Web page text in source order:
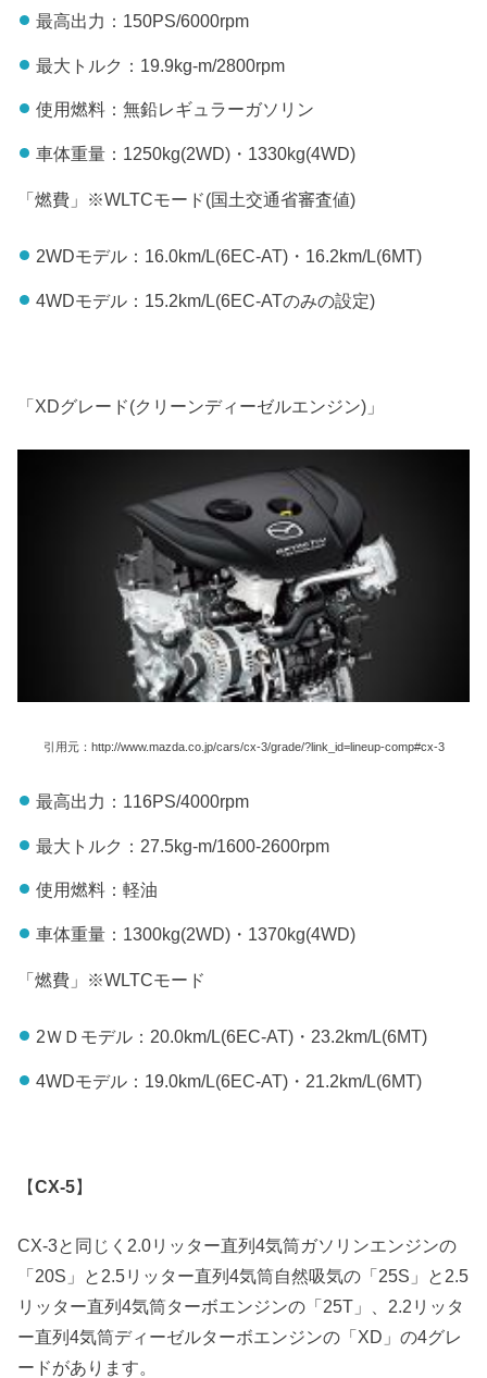
最高出力：150PS/6000rpm
最大トルク：19.9kg-m/2800rpm
使用燃料：無鉛レギュラーガソリン
車体重量：1250kg(2WD)・1330kg(4WD)
「燃費」※WLTCモード(国土交通省審査値)
2WDモデル：16.0km/L(6EC-AT)・16.2km/L(6MT)
4WDモデル：15.2km/L(6EC-ATのみの設定)
「XDグレード(クリーンディーゼルエンジン)」
引用元：http://www.mazda.co.jp/cars/cx-3/grade/?link_id=lineup-comp#cx-3
最高出力：116PS/4000rpm
最大トルク：27.5kg-m/1600-2600rpm
使用燃料：軽油
車体重量：1300kg(2WD)・1370kg(4WD)
「燃費」※WLTCモード
2ＷＤモデル：20.0km/L(6EC-AT)・23.2km/L(6MT)
4WDモデル：19.0km/L(6EC-AT)・21.2km/L(6MT)
【CX-5】
CX-3と同じく2.0リッター直列4気筒ガソリンエンジンの
「20S」と2.5リッター直列4気筒自然吸気の「25S」と2.5
リッター直列4気筒ターボエンジンの「25T」、2.2リッタ
ー直列4気筒ディーゼルターボエンジンの「XD」の4グレ
ードがあります。